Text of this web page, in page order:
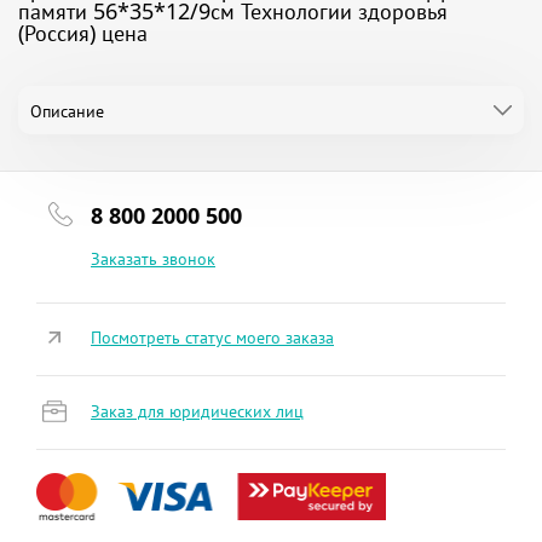
памяти 56*35*12/9см Технологии здоровья
(Россия) цена
Описание
8 800 2000 500
Заказать звонок
Посмотреть статус моего заказа
Заказ для юридических лиц